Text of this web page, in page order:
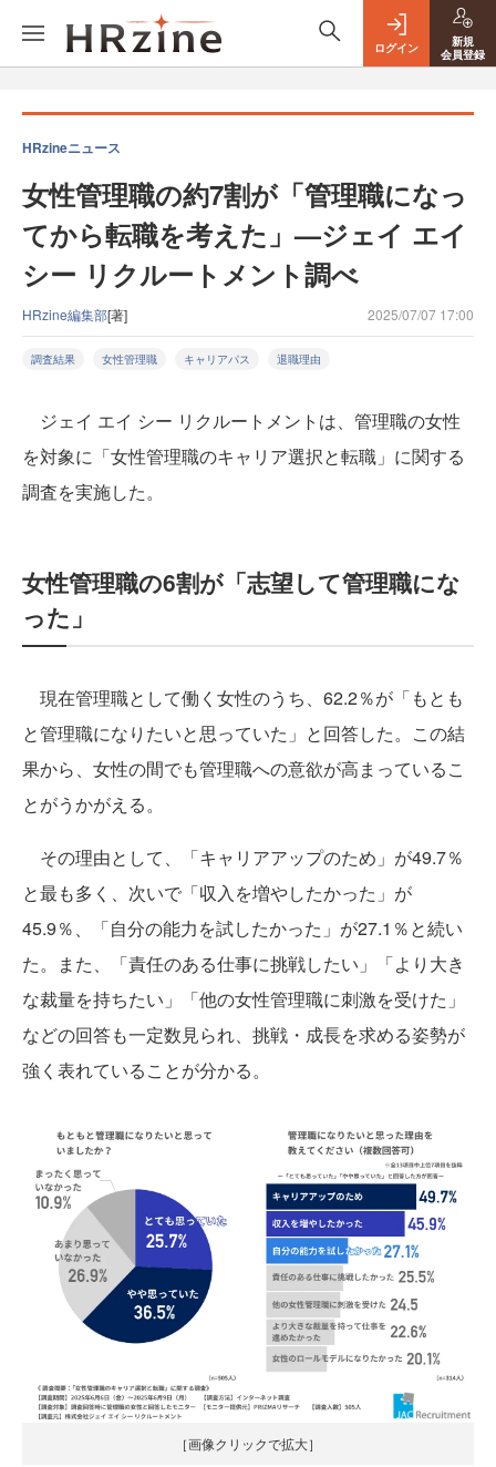
ログイン
新規
会員登録
HRzineニュース
女性管理職の約7割が「管理職になっ
てから転職を考えた」—ジェイ エイ
シー リクルートメント調べ
HRzine編集部[著] 2025/07/07 17:00
調査結果 女性管理職 キャリアパス 退職理由
ジェイ エイ シー リクルートメントは、管理職の女性
を対象に「女性管理職のキャリア選択と転職」に関する
調査を実施した。
女性管理職の6割が「志望して管理職にな
った」
現在管理職として働く女性のうち、62.2％が「もとも
と管理職になりたいと思っていた」と回答した。この結
果から、女性の間でも管理職への意欲が高まっているこ
とがうかがえる。
その理由として、「キャリアアップのため」が49.7％
と最も多く、次いで「収入を増やしたかった」が
45.9％、「自分の能力を試したかった」が27.1％と続い
た。また、「責任のある仕事に挑戦したい」「より大き
な裁量を持ちたい」「他の女性管理職に刺激を受けた」
などの回答も一定数見られ、挑戦・成長を求める姿勢が
強く表れていることが分かる。
［画像クリックで拡大］